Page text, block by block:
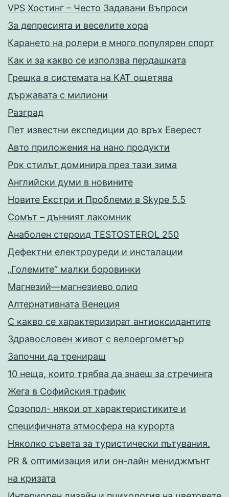
VPS Хостинг – Често Задавани Въпроси
За депресията и веселите хора
Карането на ролери е много популярен спорт
Как и за какво се използва пердашката
Грешка в системата на КАТ ощетява
държавата с милиони
Разград
Пет известни експедиции до връх Еверест
Авто приложения на нано продукти
Рок стилът доминира през тази зима
Английски думи в новините
Новите Екстри и Проблеми в Skype 5.5
Сомът – дънният лакомник
Анаболен стероид TESTOSTEROL 250
Дефектни електроуреди и инсталации
„Големите“ малки боровинки
Магнезий—магнезиево олио
Алтернативната Венеция
С какво се характеризират антиоксидантите
Здравословен живот с велоергометър
Запoчни да тренираш
10 неща, които трябва да знаеш за стречинга
Жега в Софийския трафик
Созопол- някои от характеристиките и
специфичната атмосфера на курорта
Няколко съвета за туристически пътувания.
PR & оптимизация или он-лайн мениджмънт
на кризата